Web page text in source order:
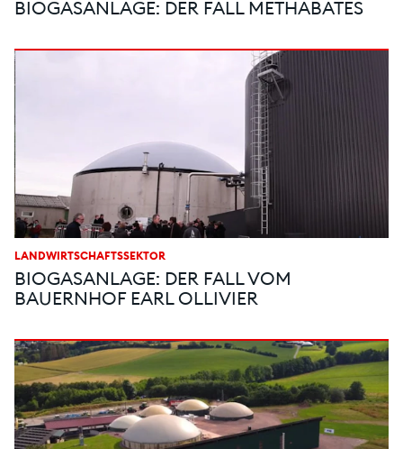
BIOGASANLAGE: DER FALL METHABATES
LANDWIRTSCHAFTSSEKTOR
BIOGASANLAGE: DER FALL VOM
BAUERNHOF EARL OLLIVIER